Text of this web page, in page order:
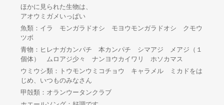
ほかに見られた生物は、
アオウミガメいっぱい
魚類：イラ モンガラドオシ モヨウモンガラドオシ クモウ
ツボ
青物：ヒレナガカンパチ 本カンパチ シマアジ メアジ（１
個体） ムロアジ少々 ナンヨウカイワリ ホソカマス
ウミウシ類：トウモンウミコチョウ キャラメル ミカドをは
じめ、いつものみなさん
甲殻類：オランウータンクラブ